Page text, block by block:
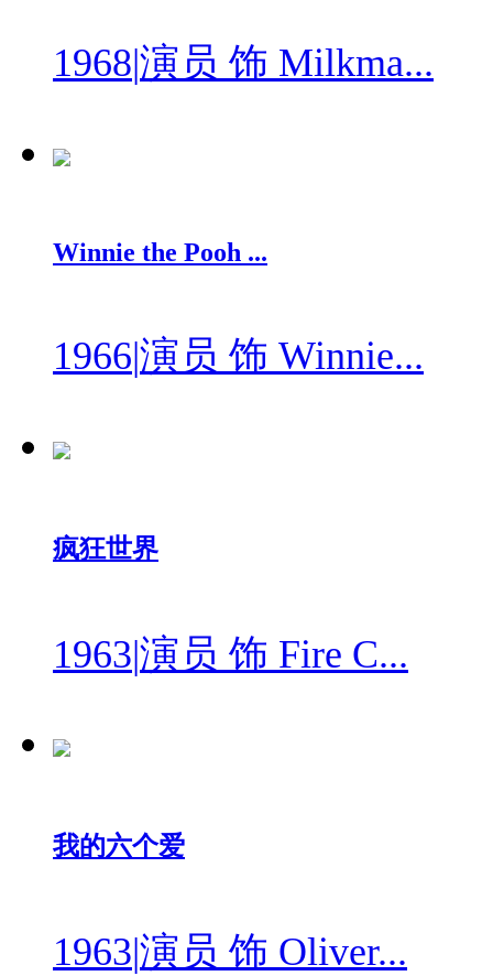
1968|演员 饰 Milkma...
Winnie the Pooh ...
1966|演员 饰 Winnie...
疯狂世界
1963|演员 饰 Fire C...
我的六个爱
1963|演员 饰 Oliver...